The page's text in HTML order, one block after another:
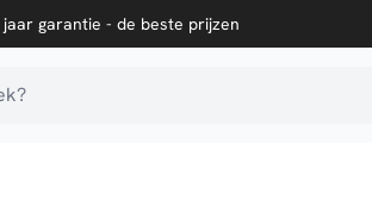
jaar garantie - de beste prijzen